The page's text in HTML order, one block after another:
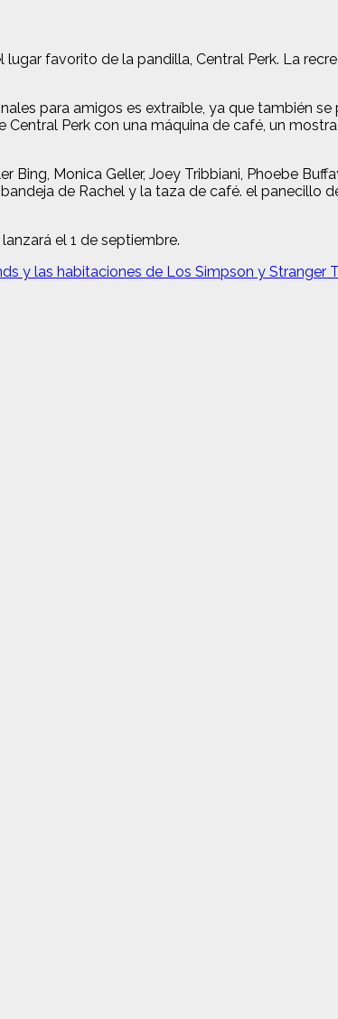
favorito de la pandilla, Central Perk. La
para amigos es extraíble, ya que también
Perk con una máquina de café, un
Bing, Monica Geller, Joey Tribbiani, Phoebe
de Rachel y la taza de café. el panecillo
el 1 de septiembre.
y las habitaciones de Los Simpson y Stranger